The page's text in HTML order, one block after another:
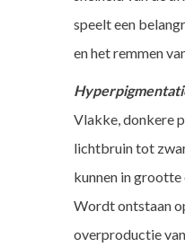
speelt een
en het remmen
Vlakke, donkere
lichtbruin tot
kunnen in grootte
Wordt ontstaan
overproductie